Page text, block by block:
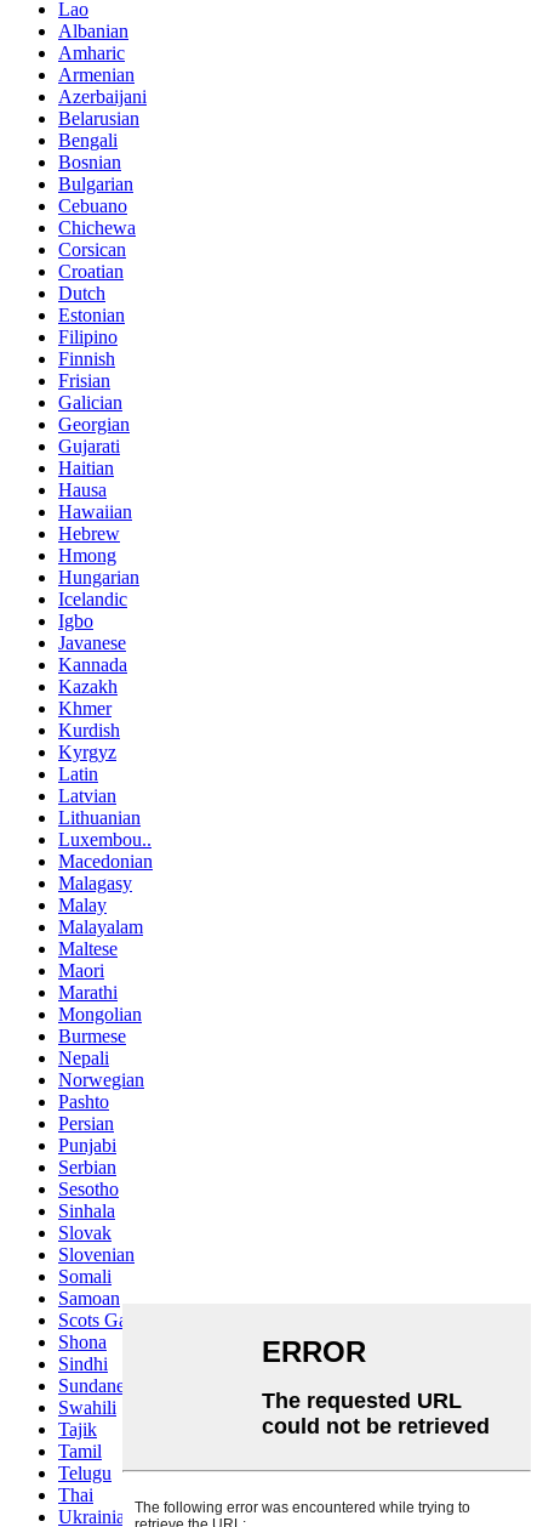
Lao
Albanian
Amharic
Armenian
Azerbaijani
Belarusian
Bengali
Bosnian
Bulgarian
Cebuano
Chichewa
Corsican
Croatian
Dutch
Estonian
Filipino
Finnish
Frisian
Galician
Georgian
Gujarati
Haitian
Hausa
Hawaiian
Hebrew
Hmong
Hungarian
Icelandic
Igbo
Javanese
Kannada
Kazakh
Khmer
Kurdish
Kyrgyz
Latin
Latvian
Lithuanian
Luxembou..
Macedonian
Malagasy
Malay
Malayalam
Maltese
Maori
Marathi
Mongolian
Burmese
Nepali
Norwegian
Pashto
Persian
Punjabi
Serbian
Sesotho
Sinhala
Slovak
Slovenian
Somali
Samoan
Scots Gaelic
Shona
Sindhi
Sundanese
Swahili
Tajik
Tamil
Telugu
Thai
Ukrainian